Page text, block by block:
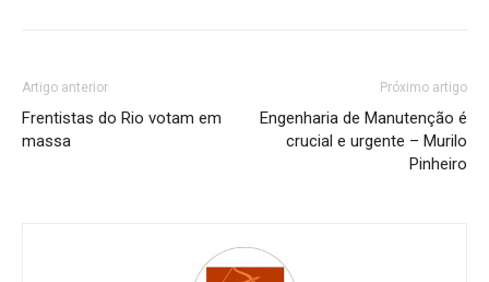
Artigo anterior
Frentistas do Rio votam em
massa
Próximo artigo
Engenharia de Manutenção é
crucial e urgente – Murilo
Pinheiro